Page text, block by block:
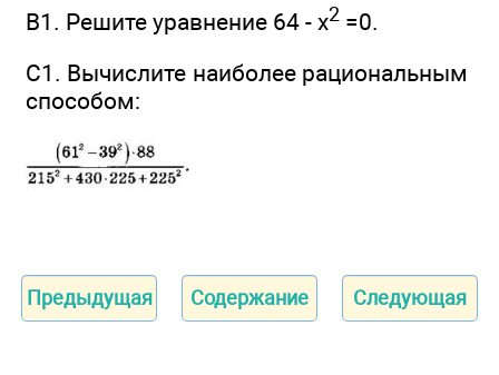
В1. Решите уравнение 64 - х2 =0.
C1. Вычислите наиболее рациональным
способом:
Предыдущая Содержание Следующая